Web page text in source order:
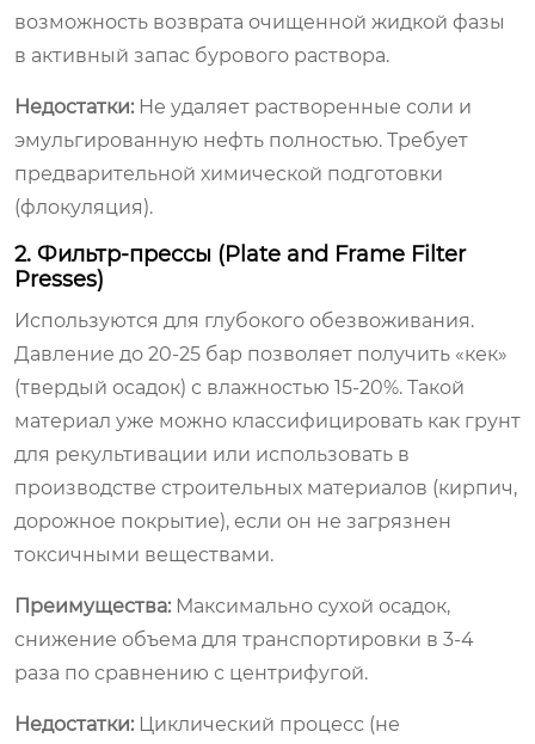
возможность возврата очищенной жидкой фазы
в активный запас бурового раствора.
Недостатки: Не удаляет растворенные соли и
эмульгированную нефть полностью. Требует
предварительной химической подготовки
(флокуляция).
2. Фильтр-прессы (Plate and Frame Filter
Presses)
Используются для глубокого обезвоживания.
Давление до 20-25 бар позволяет получить «кек»
(твердый осадок) с влажностью 15-20%. Такой
материал уже можно классифицировать как грунт
для рекультивации или использовать в
производстве строительных материалов (кирпич,
дорожное покрытие), если он не загрязнен
токсичными веществами.
Преимущества: Максимально сухой осадок,
снижение объема для транспортировки в 3-4
раза по сравнению с центрифугой.
Недостатки: Циклический процесс (не